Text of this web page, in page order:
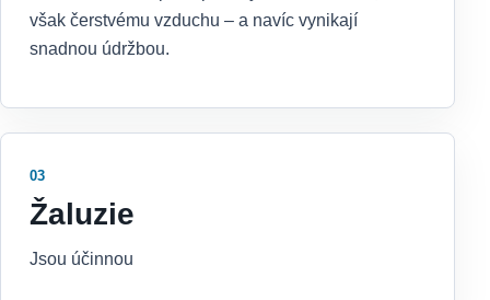
však čerstvému vzduchu – a navíc vynikají
snadnou údržbou.
03
Žaluzie
Jsou účinnou